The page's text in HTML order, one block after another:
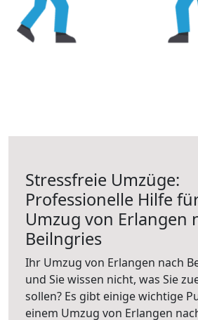
Stressfreie Umzüge:
Professionelle Hilfe
Umzug von Erlangen
Beilngries
Ihr Umzug von Erlangen nach
und Sie wissen nicht, was Sie
sollen? Es gibt einige wichtige
einem Umzug von Erlangen